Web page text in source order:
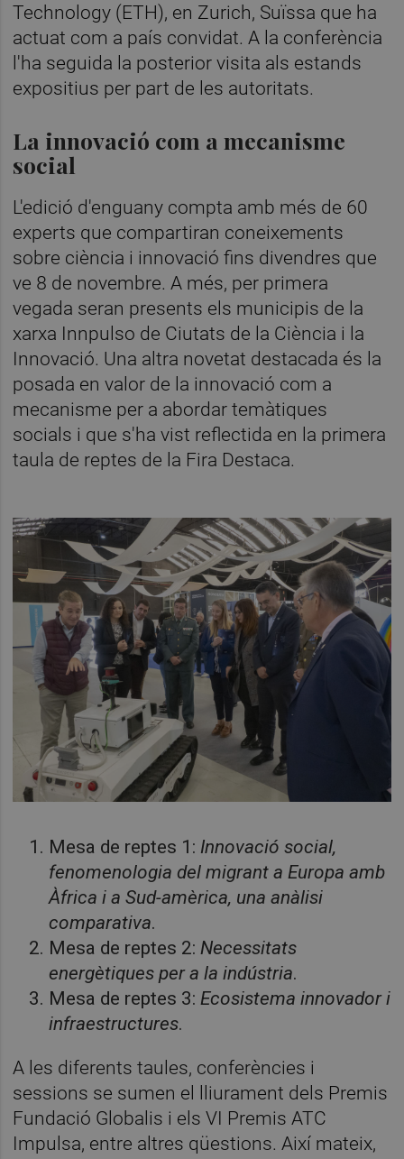
Technology (ETH), en Zurich, Suïssa que ha
actuat com a país convidat. A la conferència
l'ha seguida la posterior visita als estands
expositius per part de les autoritats.
La innovació com a mecanisme
social
L'edició d'enguany compta amb més de 60
experts que compartiran coneixements
sobre ciència i innovació fins divendres que
ve 8 de novembre. A més, per primera
vegada seran presents els municipis de la
xarxa Innpulso de Ciutats de la Ciència i la
Innovació. Una altra novetat destacada és la
posada en valor de la innovació com a
mecanisme per a abordar temàtiques
socials i que s'ha vist reflectida en la primera
taula de reptes de la Fira Destaca.
Mesa de reptes 1: Innovació social,
fenomenologia del migrant a Europa amb
Àfrica i a Sud-amèrica, una anàlisi
comparativa.
Mesa de reptes 2: Necessitats
energètiques per a la indústria.
Mesa de reptes 3: Ecosistema innovador i
infraestructures.
A les diferents taules, conferències i
sessions se sumen el lliurament dels Premis
Fundació Globalis i els VI Premis ATC
Impulsa, entre altres qüestions. Així mateix,